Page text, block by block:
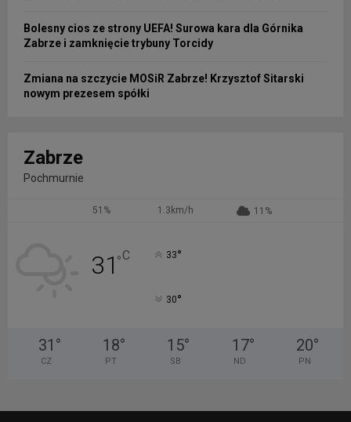
Bolesny cios ze strony UEFA! Surowa kara dla Górnika
Zabrze i zamknięcie trybuny Torcidy
Zmiana na szczycie MOSiR Zabrze! Krzysztof Sitarski
nowym prezesem spółki
Zabrze
Pochmurnie
51% 1.3km/h 11%
31°C 33°
30°
31 °
CZ
18°
PT
15°
SB
17°
ND
20°
PN